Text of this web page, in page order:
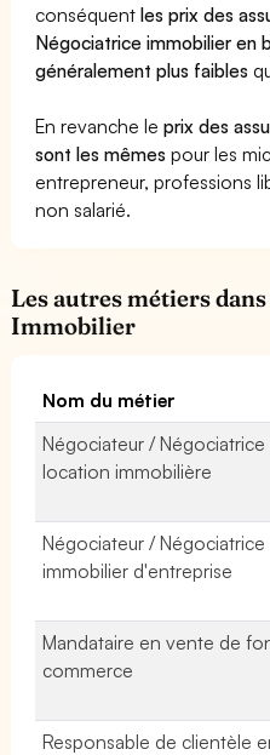
conséquentles prix des
Négociatrice immobilier en
généralement plus faibles
En revanche leprix des
sont les mêmes pour les
entrepreneur, professions
non salarié.
Les autres métiers
Immobilier
Nom du métier
Négociateur / Négociatrice
location immobilière
Négociateur / Négociatrice
immobilier d'entreprise
Mandataire en vente de
commerce
Responsable de clientèle